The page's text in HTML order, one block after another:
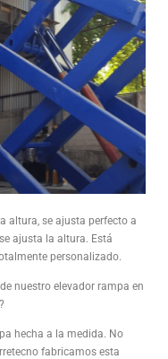
altura, se ajusta perfecto a
ajusta la altura. Está
personalizado.
nuestro elevador rampa en
hecha a la medida. No
fabricamos esta